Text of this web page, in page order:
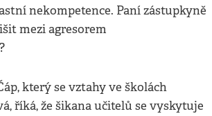
nekompetence. Paní zástupkyně
mezi agresorem
který se vztahy ve školách
říká, že šikana učitelů se vyskytuje